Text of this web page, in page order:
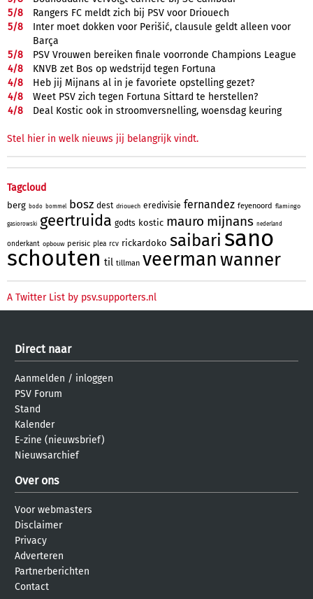
5/8
Rangers FC meldt zich bij PSV voor Driouech
5/8
Inter moet dokken voor Perišić, clausule geldt alleen voor
Barça
5/8
PSV Vrouwen bereiken finale voorronde Champions League
4/8
KNVB zet Bos op wedstrijd tegen Fortuna
4/8
Heb jij Mijnans al in je favoriete opstelling gezet?
4/8
Weet PSV zich tegen Fortuna Sittard te herstellen?
4/8 Deal Kostic ook in stroomversnelling, woensdag keuring
Stel hier in welk nieuws jij belangrijk vindt.
Tagcloud
berg bodo bommel bosz dest driouech eredivisie fernandez feyenoord flamingo
gasiorowski geertruida godts kostic mauro mijnans nederland
onderkant opbouw perisic plea rcv rickardoko saibari sano
schouten til tillman veermanwanner
A Twitter List by psv.supporters.nl
Direct naar
Aanmelden / inloggen
PSV Forum
Stand
Kalender
E-zine (nieuwsbrief)
Nieuwsarchief
Over ons
Voor webmasters
Disclaimer
Privacy
Adverteren
Partnerberichten
Contact